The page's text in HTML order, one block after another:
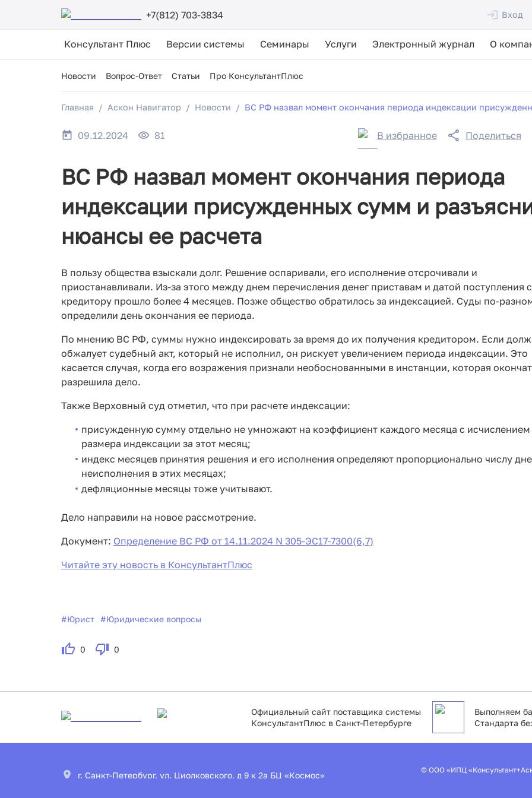
+7(812) 703-3834 Вход
Консультант Плюс Версии системы Семинары Услуги Электронный журнал О
Новости Вопрос-Ответ Статьи Про КонсультантПлюс
Главная Аскон Навигатор Новости ВС РФ назвал момент окончания периода индексации
09.12.2024 81 В избранное Поделиться
ВС РФ назвал момент окончания периода
индексации присужденных сумм и
нюансы ее расчета
В пользу общества взыскали долг. Решение оспаривали, его исполнение отсрочивали и
приостанавливали. Из-за этого между днем перечисления денег приставам и датой поступления
кредитору прошло более 4 месяцев. Позже общество обратилось за индексацией. Суды по-
определили день окончания ее периода.
По мнению ВС РФ, суммы нужно индексировать за время до их получения кредитором. Если
обжалует судебный акт, который не исполнил, он рискует увеличением периода индексации. Это
касается случая, когда его возражения признали необоснованными в инстанции, которая
разрешила дело.
Также Верховный суд отметил, что при расчете индексации:
присужденную сумму отдельно не умножают на коэффициент каждого месяца с исчислением
размера индексации за этот месяц;
индекс месяцев принятия решения и его исполнения определяют пропорционально числу
неисполнения в этих месяцах;
дефляционные месяцы тоже учитывают.
Дело направили на новое рассмотрение.
Документ: Определение ВС РФ от 14.11.2024 N 305-ЭС17-7300(6,7)
Читайте эту новость в КонсультантПлюс
#Юрист #Юридические вопросы
0 0
Официальный сайт поставщика системы
КонсультантПлюс в Санкт-Петербурге
Выполняем
Стандарта
г. Санкт-Петербург, ул. Циолковского, д 9 к 2а БЦ «Космос» © ООО «ИПЦ